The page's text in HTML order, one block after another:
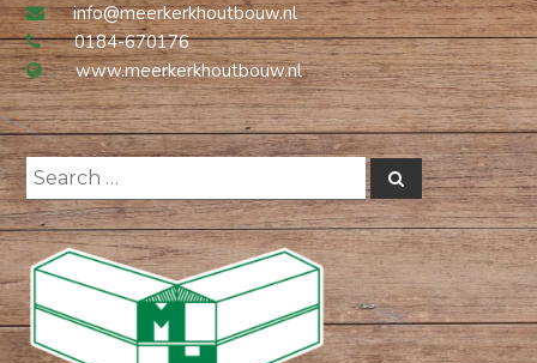
info@meerkerkhoutbouw.nl
0184-670176
www.meerkerkhoutbouw.nl
Search
for:
Search